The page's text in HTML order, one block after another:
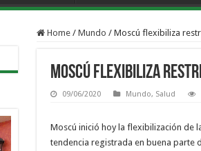
Home / Mundo / Moscú flexibiliza
Moscú flexibiliza
09/06/2020 Mundo, Salud
Moscú inició hoy la flexibilización de
tendencia registrada en buena parte